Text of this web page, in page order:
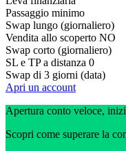
Passaggio minimo
Swap lungo (giornaliero)
Vendita allo scoperto NO
Swap corto (giornaliero)
SL e TP a distanza 0
Swap di 3 giorni (data)
Apri un account
Apertura conto veloce,
Scopri come superare la